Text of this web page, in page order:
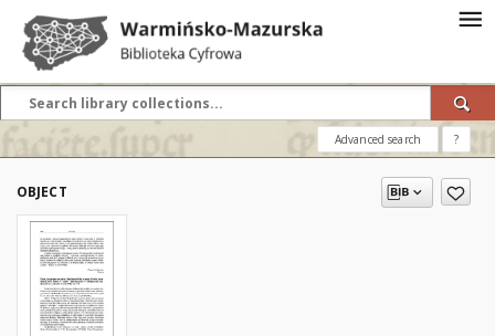
Advanced search ?
OBJECT